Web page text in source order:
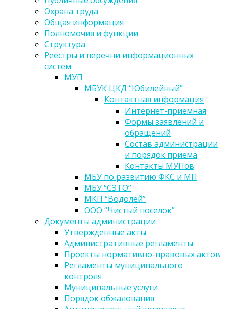
Охрана труда
Общая информация
Полномочия и функции
Структура
Реестры и перечни информационных
систем
МУП
МБУК ЦКД “Юбилейный”
Контактная информация
Интернет-приемная
Формы заявлений и
обращений
Состав администрации
и порядок приема
Контакты МУПов
МБУ по развитию ФКС и МП
МБУ “СЗТО”
МКП “Водолей”
ООО “Чистый поселок”
Документы администрации
Утвержденные акты
Административные регламенты
Проекты нормативно-правовых актов
Регламенты муниципального
контроля
Муниципальные услуги
Порядок обжалования